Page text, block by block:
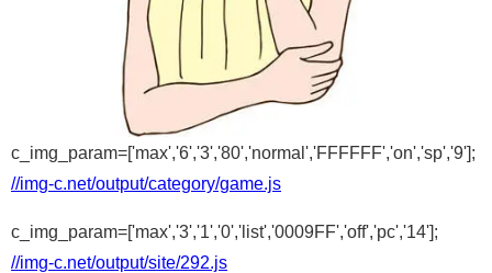
c_img_param=['max','6','3','80','normal','FFFFFF','on','sp','9'];
//img-c.net/output/category/game.js
c_img_param=['max','3','1','0','list','0009FF','off','pc','14'];
//img-c.net/output/site/292.js